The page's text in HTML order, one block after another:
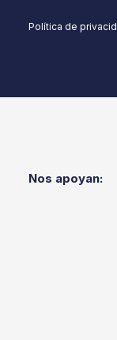
Política de
Nos apoyan: